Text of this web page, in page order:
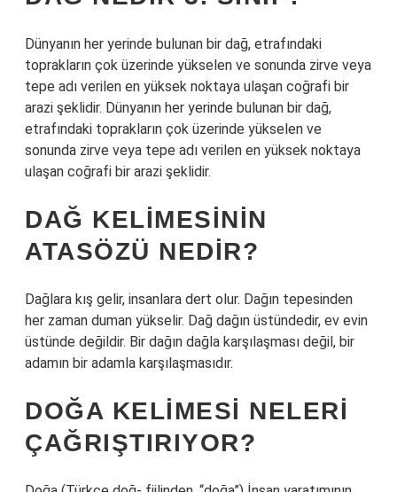
Dünyanın her yerinde bulunan bir dağ, etrafındaki
toprakların çok üzerinde yükselen ve sonunda zirve veya
tepe adı verilen en yüksek noktaya ulaşan coğrafi bir
arazi şeklidir. Dünyanın her yerinde bulunan bir dağ,
etrafındaki toprakların çok üzerinde yükselen ve
sonunda zirve veya tepe adı verilen en yüksek noktaya
ulaşan coğrafi bir arazi şeklidir.
DAĞ KELIMESININ
ATASÖZÜ NEDIR?
Dağlara kış gelir, insanlara dert olur. Dağın tepesinden
her zaman duman yükselir. Dağ dağın üstündedir, ev evin
üstünde değildir. Bir dağın dağla karşılaşması değil, bir
adamın bir adamla karşılaşmasıdır.
DOĞA KELIMESI NELERI
ÇAĞRIŞTIRIYOR?